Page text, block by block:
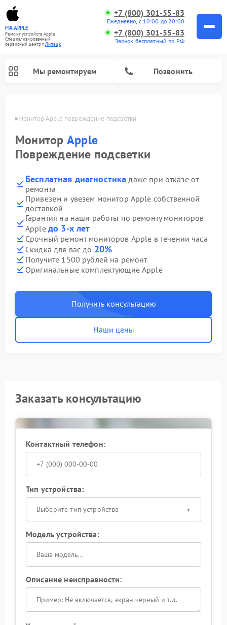
FIX-APPLE
Ремонт устройств Apple
Специализированный
cервисный центр г.Липецк
+7 (800) 301-55-83
Ежедневно, с 10:00 до 20:00
+7 (800) 301-55-83
Звонок бесплатный по РФ
Мы ремонтируем Позвонить
Монитор Apple повреждение подсветки
Монитор Apple
Повреждение подсветки
Бесплатная диагностика даже при отказе от
ремонта
Привезем и увезем монитор Apple собственной
доставкой
Гарантия на наши работы по ремонту мониторов
Apple до 3-х лет
Срочный ремонт мониторов Apple в течении часа
Скидка для вас до 20%
Получите 1500 рублей на ремонт
Оригинальные комплектующие Apple
Получить консультацию
Наши цены
Заказать консультацию
Контактный телефон:
Тип устройства:
Выберите тип устройства
Модель устройства:
Описание неисправности: